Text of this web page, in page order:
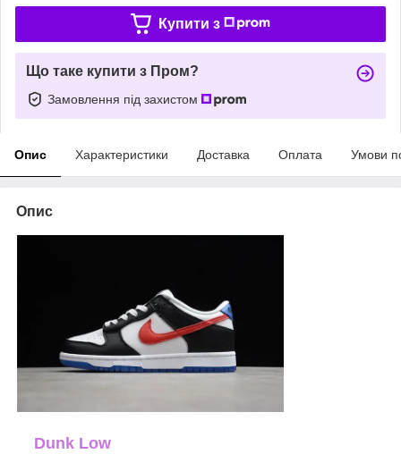
Купити з
Що таке купити з Пром?
Замовлення під захистом
Опис Характеристики Доставка Оплата Умови
Опис
Dunk Low